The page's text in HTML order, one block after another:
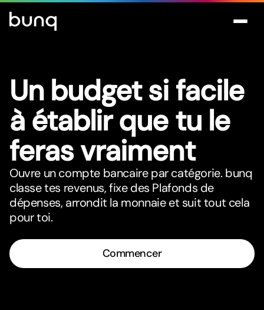
Un budget si facile
à établir que tu le
feras vraiment
Ouvre un compte bancaire par catégorie. bunq
classe tes revenus, fixe des Plafonds de
dépenses, arrondit la monnaie et suit tout cela
pour toi.
Commencer